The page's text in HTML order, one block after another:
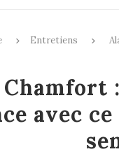
Entretiens
avec